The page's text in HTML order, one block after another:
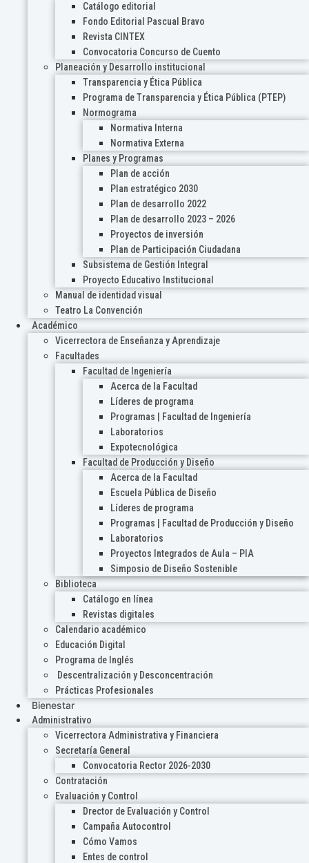
Catálogo editorial
Fondo Editorial Pascual Bravo
Revista CINTEX
Convocatoria Concurso de Cuento
Planeación y Desarrollo institucional
Transparencia y Ética Pública
Programa de Transparencia y Ética Pública (PTEP)
Normograma
Normativa Interna
Normativa Externa
Planes y Programas
Plan de acción
Plan estratégico 2030
Plan de desarrollo 2022
Plan de desarrollo 2023 – 2026
Proyectos de inversión
Plan de Participación Ciudadana
Subsistema de Gestión Integral
Proyecto Educativo Institucional
Manual de identidad visual
Teatro La Convención
Académico
Vicerrectora de Enseñanza y Aprendizaje
Facultades
Facultad de Ingeniería
Acerca de la Facultad
Líderes de programa
Programas | Facultad de Ingeniería
Laboratorios
Expotecnológica
Facultad de Producción y Diseño
Acerca de la Facultad
Escuela Pública de Diseño
Líderes de programa
Programas | Facultad de Producción y Diseño
Laboratorios
Proyectos Integrados de Aula – PIA
Simposio de Diseño Sostenible
Biblioteca
Catálogo en línea
Revistas digitales
Calendario académico
Educación Digital
Programa de Inglés
Descentralización y Desconcentración
Prácticas Profesionales
Bienestar
Administrativo
Vicerrectora Administrativa y Financiera
Secretaría General
Convocatoria Rector 2026-2030
Contratación
Evaluación y Control
Drector de Evaluación y Control
Campaña Autocontrol
Cómo Vamos
Entes de control